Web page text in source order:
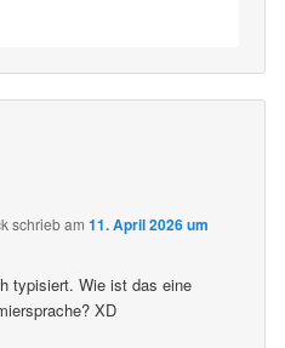
schriebam11. April 2026 um
typisiert. Wie ist das eine
XD